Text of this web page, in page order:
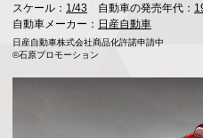
スケール： 1/43 自動車の発売年代：
自動車メーカー： 日産自動車
日産自動車株式会社商品化許諾申請中
©石原プロモーション